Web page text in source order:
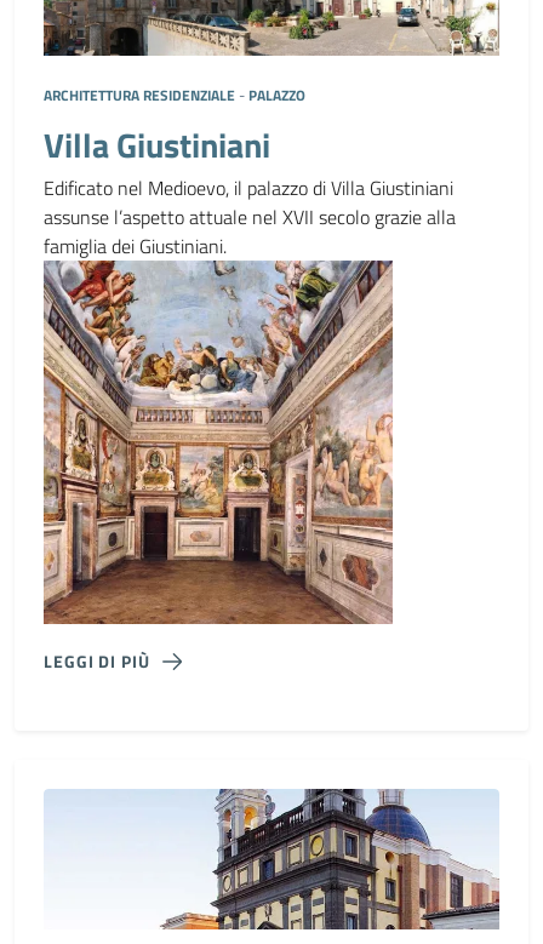
ARCHITETTURA RESIDENZIALE - PALAZZO
Villa Giustiniani
Edificato nel Medioevo, il palazzo di Villa Giustiniani
assunse l’aspetto attuale nel XVII secolo grazie alla
famiglia dei Giustiniani.
LEGGI DI PIÙ